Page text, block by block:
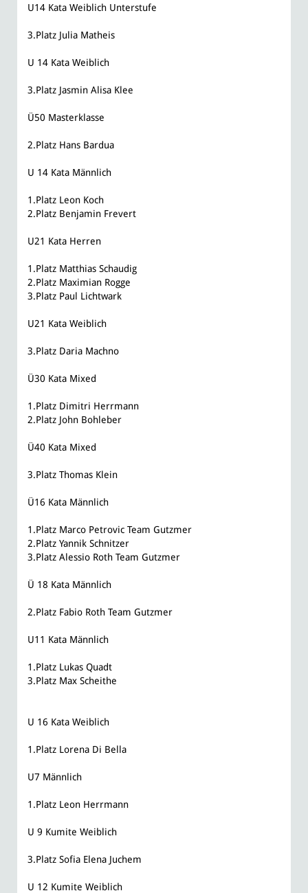
U14 Kata Weiblich Unterstufe
3.Platz Julia Matheis
U 14 Kata Weiblich
3.Platz Jasmin Alisa Klee
Ü50 Masterklasse
2.Platz Hans Bardua
U 14 Kata Männlich
1.Platz Leon Koch
2.Platz Benjamin Frevert
U21 Kata Herren
1.Platz Matthias Schaudig
2.Platz Maximian Rogge
3.Platz Paul Lichtwark
U21 Kata Weiblich
3.Platz Daria Machno
Ü30 Kata Mixed
1.Platz Dimitri Herrmann
2.Platz John Bohleber
Ü40 Kata Mixed
3.Platz Thomas Klein
Ü16 Kata Männlich
1.Platz Marco Petrovic Team Gutzmer
2.Platz Yannik Schnitzer
3.Platz Alessio Roth Team Gutzmer
Ü 18 Kata Männlich
2.Platz Fabio Roth Team Gutzmer
U11 Kata Männlich
1.Platz Lukas Quadt
3.Platz Max Scheithe
U 16 Kata Weiblich
1.Platz Lorena Di Bella
U7 Männlich
1.Platz Leon Herrmann
U 9 Kumite Weiblich
3.Platz Sofia Elena Juchem
U 12 Kumite Weiblich